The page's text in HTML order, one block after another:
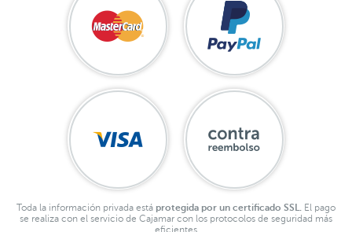
Toda la información privada está protegida por un certificado SSL. El pago
se realiza con el servicio de Cajamar con los protocolos de seguridad más
eficientes